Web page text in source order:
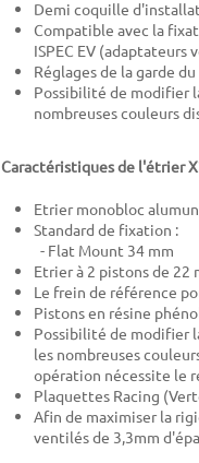
Demi coquille
Compatible avec la
ISPEC EV (adaptateurs
Réglages de la garde
Possibilité de modifier
nombreuses couleurs
Caractéristiques de l'étrier
Etrier monobloc
Standard de fixation :
- Flat Mount 34 mm
Etrier à 2 pistons de 22
Le frein de référence
Pistons en résine
Possibilité de modifier
les nombreuses
opération nécessite le
Plaquettes Racing
Afin de maximiser la
ventilés de 3,3mm